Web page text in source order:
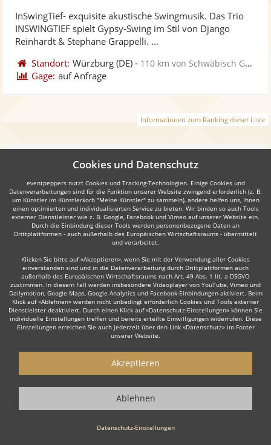
Fotos
5
InSwingTief- exquisite akustische Swingmusik. Das Trio
INSWINGTIEF spielt Gypsy-Swing im Stil von Django
Reinhardt & Stephane Grappelli. ...
Standort: Würzburg (DE) - 110 km von Schwäbisch Gmünd
Gage: auf Anfrage
Informationen zum Ranking dieser Liste
Weiter
Auch interessant:
Moderator Lateinamerikanische Musik Irish Folk
Sie interessanten Ensembles - also z. B. bestimmte Jazz-Ensembles.
Diesen Button finden Sie auf den jeweiligen Künstler-Profil-Seiten der
Cookies und Datenschutz
eventpeppers nutzt Cookies und Tracking-Technologien. Einige Cookies und
Datenverarbeitungen sind für die Funktion unserer Website zwingend erforderlich (z. B.
um Künstler im Künstlerkorb "Meine Künstler" zu sammeln), andere helfen uns, Ihnen
einen optimierten und individualisierten Service zu bieten. Wir binden so auch Tools
externer Dienstleister wie z. B. Google, Facebook und Vimeo auf unserer Website ein.
Durch die Einbindung dieser Tools werden personenbezogene Daten an
Drittplattformen - auch außerhalb des Europäischen Wirtschaftsraums - übermittelt
und verarbeitet.
Klicken Sie bitte auf «Akzeptieren», wenn Sie mit der Verwendung aller Cookies
einverstanden sind und in die Datenverarbeitung durch Drittplattformen auch
außerhalb des Europäischen Wirtschaftsraums nach Art. 49 Abs. 1 lit. a DSGVO
zustimmen. In diesem Fall werden insbesondere Videoplayer von YouTube, Vimeo und
Dailymotion, Google Maps, Google Analytics und Facebook-Einbindungen aktiviert. Beim
Klick auf «Ablehnen» werden nicht unbedingt erforderlich Cookies und Tools externer
Dienstleister deaktiviert. Durch einen Klick auf «Datenschutz-Einstellungen» können Sie
individuelle Einstellungen treffen und bereits erteilte Einwilligungen widerrufen. Diese
Einstellungen erreichen Sie auch jederzeit über den Link «Datenschutz» im Footer
unserer Website.
Datenschutz-Einstellungen
Akzeptieren
Ablehnen